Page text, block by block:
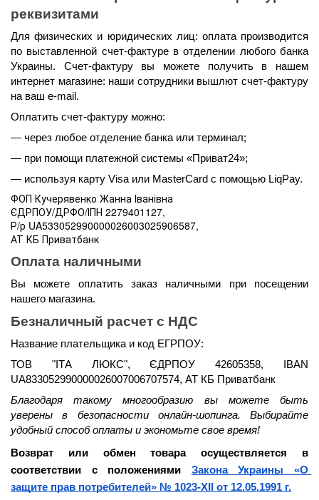
реквизитами
Для физических и юридических лиц: оплата производится
по выставленной счет-фактуре в отделении любого банка
Украины. Счет-фактуру вы можете получить в нашем
интернет магазине: наши сотрудники вышлют счет-фактуру
на ваш e-mail.
Оплатить счет-фактуру можно:
— через любое отделение банка или терминал;
— при помощи платежной системы «Приват24»;
— используя карту Visa или MasterCard с помощью LiqPay.
ФОП Кучерявенко Жанна Іванівна
ЄДРПОУ/ДРФО/ІПН 2279401127,
Р/р UA533052990000026003025906587,
АТ КБ Приватбанк
Оплата наличными
Вы можете оплатить заказ наличными при посещении
нашего магазина.
Безналичный расчет с НДС
Название плательщика и код ЕГРПОУ:
ТОВ "ІТА ЛЮКС", ЄДРПОУ 42605358, IBAN
UA833052990000026007006707574, АТ КБ Приватбанк
Благодаря такому многообразию вы можете быть
уверены в безопасности онлайн-шопинга. Выбирайте
удобный способ оплаты и экономьте свое время!
Возврат или обмен товара осуществляется в
соответствии с положениями Закона Украины «О
защите прав потребителей» № 1023-XII от 12.05.1991 г.